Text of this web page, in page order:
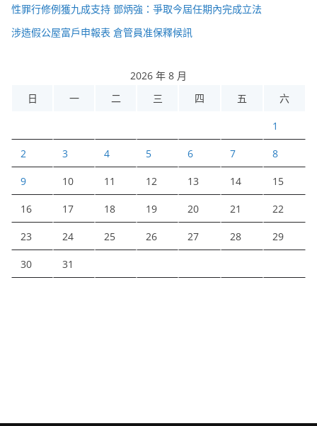
性罪行修例獲九成支持 鄧炳強：爭取今屆任期內完成立法
涉造假公屋富戶申報表 倉管員准保釋候訊
2026 年 8 月
日
一 二 三 四 五 六
1
2 3 4 5 6 7 8
9 10 11 12 13 14 15
16 17 18 19 20 21 22
23 24 25 26 27 28 29
30 31